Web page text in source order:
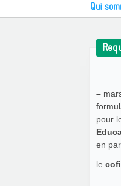
Qui
–
pour
en
le